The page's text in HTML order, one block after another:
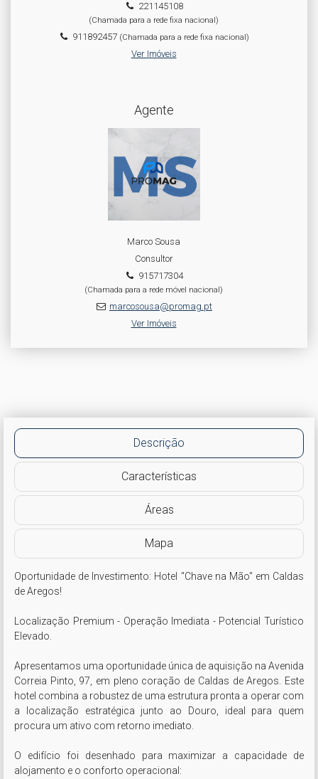
221145108
(Chamada para a rede fixa nacional)
911892457(Chamada para a rede fixa nacional)
Ver Imóveis
Agente
Marco Sousa
Consultor
915717304
(Chamada para a rede móvel nacional)
marcosousa@promag.pt
Ver Imóveis
Descrição
Características
Áreas
Mapa
Oportunidade de Investimento: Hotel "Chave na Mão" em Caldas
de Aregos!
Localização Premium - Operação Imediata - Potencial Turístico
Elevado.
Apresentamos uma oportunidade única de aquisição na Avenida
Correia Pinto, 97, em pleno coração de Caldas de Aregos. Este
hotel combina a robustez de uma estrutura pronta a operar com
a localização estratégica junto ao Douro, ideal para quem
procura um ativo com retorno imediato.
O edifício foi desenhado para maximizar a capacidade de
alojamento e o conforto operacional: